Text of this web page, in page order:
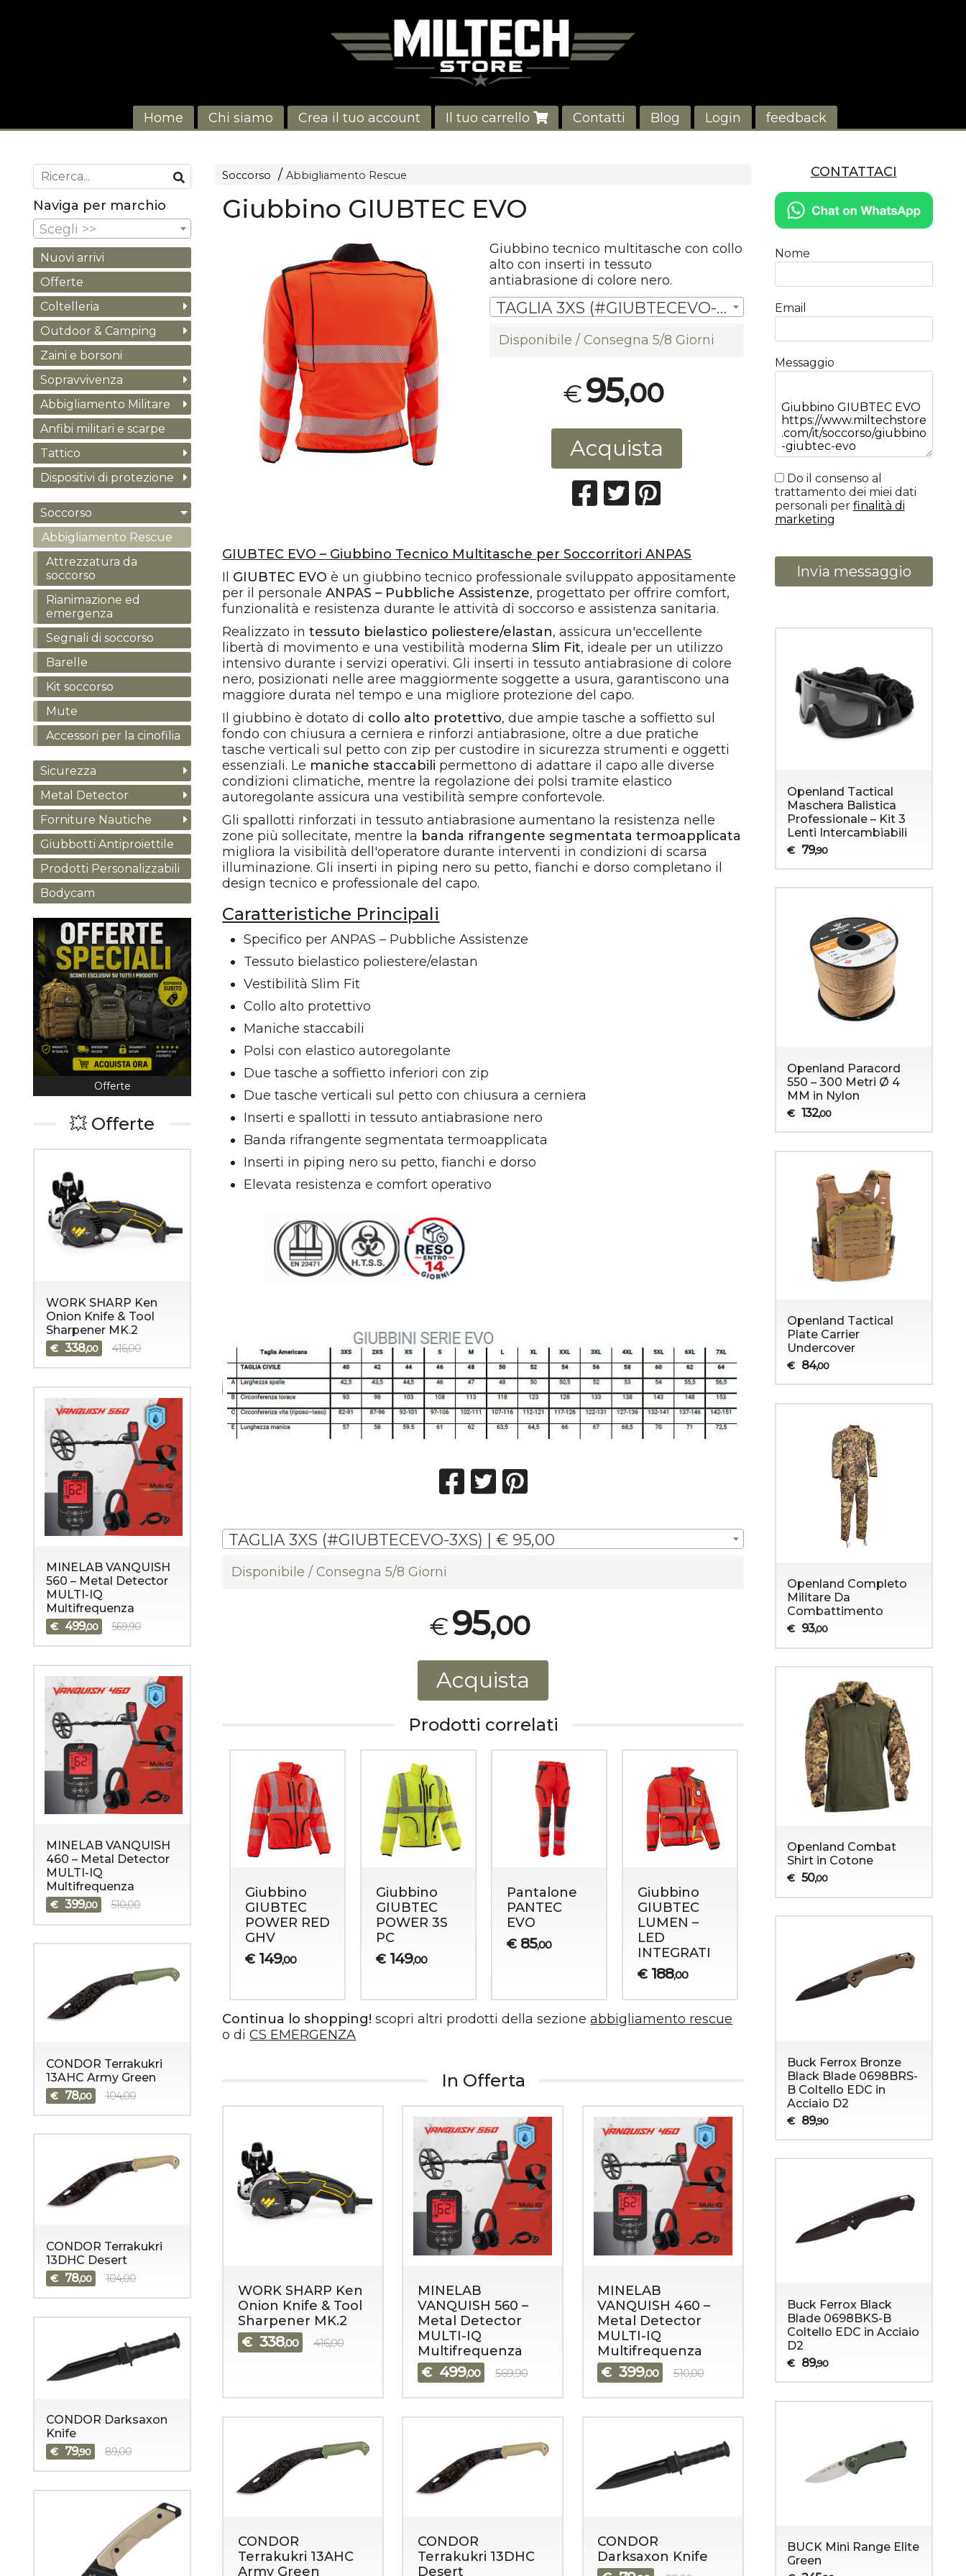
Home Chi siamo Crea il tuo account Il tuo carrello Contatti Blog Login feedback
Soccorso Abbigliamento Rescue
Giubbino GIUBTEC EVO
Giubbino tecnico multitasche con collo
alto con inserti in tessuto
antiabrasione di colore nero.
TAGLIA 3XS (#GIUBTECEVO-3XS) | € 95,00
Disponibile / Consegna 5/8 Giorni
€95,00
Acquista
GIUBTEC EVO – Giubbino Tecnico Multitasche per Soccorritori ANPAS
Il GIUBTEC EVO è un giubbino tecnico professionale sviluppato appositamente
per il personaleANPAS – Pubbliche Assistenze, progettato per offrire comfort,
funzionalità e resistenza durante le attività di soccorso e assistenza sanitaria.
​Realizzato intessuto bielastico poliestere/elastan, assicura un'eccellente
libertà di movimento e una vestibilità modernaSlim Fit, ideale per un utilizzo
intensivo durante i servizi operativi. Gli inserti in tessuto antiabrasione di colore
nero, posizionati nelle aree maggiormente soggette a usura, garantiscono una
maggiore durata nel tempo e una migliore protezione del capo.
Il giubbino è dotato di collo alto protettivo, due ampie tasche a soffietto sul
fondo con chiusura a cerniera e rinforzi antiabrasione, oltre a due pratiche
tasche verticali sul petto con zip per custodire in sicurezza strumenti e oggetti
essenziali. Le maniche staccabili permettono di adattare il capo alle diverse
condizioni climatiche, mentre la regolazione dei polsi tramite elastico
autoregolante assicura una vestibilità sempre confortevole.
Gli spallotti rinforzati in tessuto antiabrasione aumentano la resistenza nelle
zone più sollecitate, mentre la banda rifrangente segmentata termoapplicata
migliora la visibilità dell'operatore durante interventi in condizioni di scarsa
illuminazione. Gli inserti in piping nero su petto, fianchi e dorso completano il
design tecnico e professionale del capo.
Caratteristiche Principali
Specifico per ANPAS – Pubbliche Assistenze
Tessuto bielastico poliestere/elastan
Vestibilità Slim Fit
Collo alto protettivo
Maniche staccabili
Polsi con elastico autoregolante
Due tasche a soffietto inferiori con zip
Due tasche verticali sul petto con chiusura a cerniera
Inserti e spallotti in tessuto antiabrasione nero
Banda rifrangente segmentata termoapplicata
Inserti in piping nero su petto, fianchi e dorso
Elevata resistenza e comfort operativo
TAGLIA 3XS (#GIUBTECEVO-3XS) | € 95,00
Disponibile / Consegna 5/8 Giorni
€95,00
Acquista
Prodotti correlati
Giubbino
GIUBTEC
POWER RED
GHV
€ 149,00
Giubbino
GIUBTEC
POWER 3S
PC
€ 149,00
Pantalone
PANTEC
EVO
€ 85,00
Giubbino
GIUBTEC
LUMEN –
LED
INTEGRATI
€ 188,00
Continua lo shopping! scopri altri prodotti della sezioneabbigliamento rescue
o diCS EMERGENZA
In Offerta
WORK SHARP Ken
Onion Knife & Tool
Sharpener MK.2
€ 338,00 416,00
MINELAB
VANQUISH 560 –
Metal Detector
MULTI-IQ
Multifrequenza
€ 499,00 569,90
MINELAB
VANQUISH 460 –
Metal Detector
MULTI-IQ
Multifrequenza
€ 399,00 510,00
CONDOR
Terrakukri 13AHC
Army Green
CONDOR
Terrakukri 13DHC
Desert
CONDOR
Darksaxon Knife
Naviga per marchio
Scegli >>
Nuovi arrivi
Offerte
Coltelleria
Outdoor & Camping
Zaini e borsoni
Sopravvivenza
Abbigliamento Militare
Anfibi militari e scarpe
Tattico
Dispositivi di protezione
Soccorso
Abbigliamento Rescue
Attrezzatura da
soccorso
Rianimazione ed
emergenza
Segnali di soccorso
Barelle
Kit soccorso
Mute
Accessori per la cinofilia
Sicurezza
Metal Detector
Forniture Nautiche
Giubbotti Antiproiettile
Prodotti Personalizzabili
Bodycam
Coltelleria Abbigliamento Militare Anfibi militari
💥 Offerte
WORK SHARP Ken
Onion Knife & Tool
Sharpener MK.2
€ 338,00 416,00
MINELAB VANQUISH
560 – Metal Detector
MULTI-IQ
Multifrequenza
€ 499,00 569,90
MINELAB VANQUISH
460 – Metal Detector
MULTI-IQ
Multifrequenza
€ 399,00 510,00
CONDOR Terrakukri
13AHC Army Green
€ 78,00 104,00
CONDOR Terrakukri
13DHC Desert
€ 78,00 104,00
CONDOR Darksaxon
Knife
€ 79,90 89,00
CONTATTACI
Nome
Email
Messaggio
Do il consenso al
trattamento dei miei dati
personali per finalità di
marketing
Invia messaggio
Openland Tactical
Maschera Balistica
Professionale – Kit 3
Lenti Intercambiabili
€ 79,90
Openland Paracord
550 – 300 Metri Ø 4
MM in Nylon
€ 132,00
Openland Tactical
Plate Carrier
Undercover
€ 84,00
Openland Completo
Militare Da
Combattimento
€ 93,00
Openland Combat
Shirt in Cotone
€ 50,00
Buck Ferrox Bronze
Black Blade 0698BRS-
B Coltello EDC in
Acciaio D2
€ 89,90
Buck Ferrox Black
Blade 0698BKS-B
Coltello EDC in Acciaio
D2
€ 89,90
BUCK Mini Range Elite
Green